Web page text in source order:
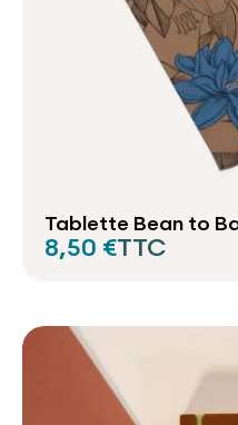
Tablette Bean to
8,50 €TTC